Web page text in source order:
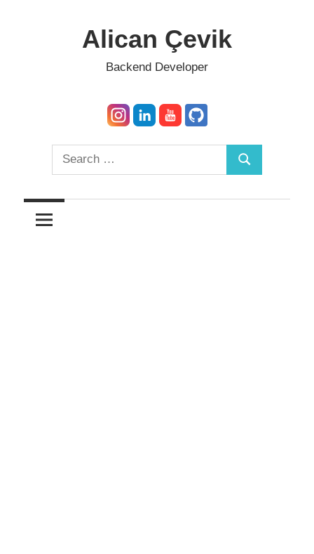
Alican Çevik
Backend Developer
Search
for:
Search